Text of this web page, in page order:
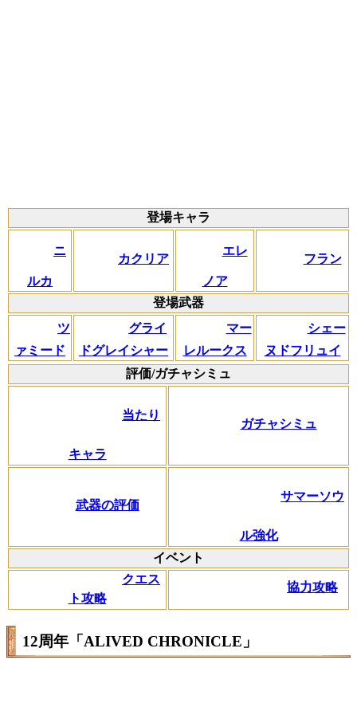
登場キャラ
ニ
ルカ
カクリア
エレ
ノア
フラン
登場武器
ツ
ァミード
グライ
ドグレイシャー
マー
レルークス
シェー
ヌドフリュイ
評価/ガチャシミュ
当たり
キャラ
ガチャシミュ
武器の評価
サマーソウ
ル強化
イベント
クエス
ト攻略
協力攻略
12周年「ALIVED CHRONICLE」